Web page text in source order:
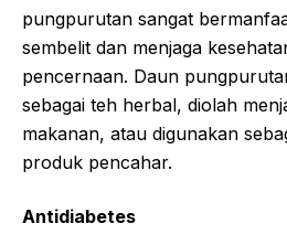
pungpurutan sangat
sembelit dan menjaga
pencernaan. Daun
sebagai teh herbal, diolah
makanan, atau digunakan
produk pencahar.
Antidiabetes